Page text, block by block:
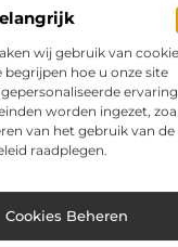
wij gebruik van
hoe u onze site
worden ingezet,
van het gebruik van de
raadplegen.
Cookies Beheren
Email
steden tijdens een
auto of andere